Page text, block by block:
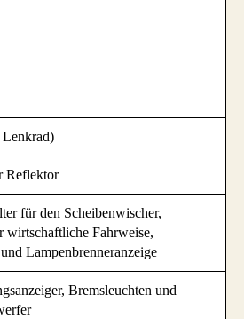
Lenkrad)
Reflektor
für den Scheibenwischer,
wirtschaftliche Fahrweise,
Lampenbrenneranzeige
Bremsleuchten und